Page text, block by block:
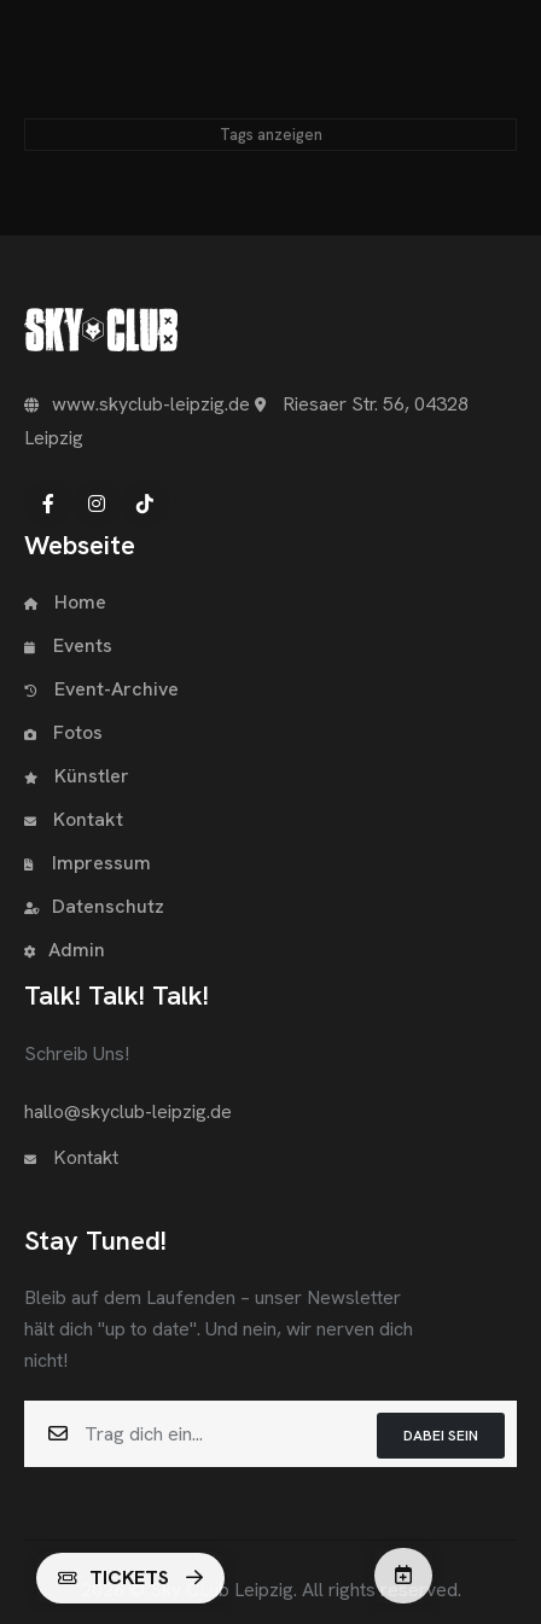
TICKETS
Tags anzeigen
www.skyclub-leipzig.de
Riesaer Str. 56, 04328
Leipzig
Webseite
Home
Events
Event-Archive
Fotos
Künstler
Kontakt
Impressum
Datenschutz
Admin
Talk! Talk! Talk!
Schreib Uns!
hallo@skyclub-leipzig.de
Kontakt
Stay Tuned!
Bleib auf dem Laufenden – unser Newsletter
hält dich "up to date". Und nein, wir nerven dich
nicht!
DABEI SEIN
2026 © Sky CLub Leipzig. All rights reserved.